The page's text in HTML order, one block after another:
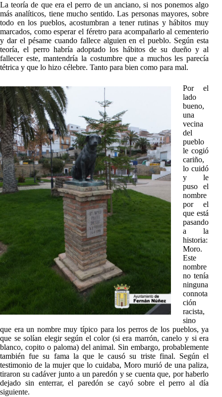
La teoría de que era el perro de un anciano, si nos ponemos algo
más analíticos, tiene mucho sentido. Las personas mayores, sobre
todo en los pueblos, acostumbran a tener rutinas y hábitos muy
marcados, como esperar el féretro para acompañarlo al cementerio
y dar el pésame cuando fallece alguien en el pueblo. Según esta
teoría, el perro habría adoptado los hábitos de su dueño y al
fallecer este, mantendría la costumbre que a muchos les parecía
tétrica y que lo hizo célebre. Tanto para bien como para mal.
Por el
lado
bueno,
una
vecina
del
pueblo
le cogió
cariño,
lo cuidó
y le
puso el
nombre
por el
que está
pasando
a la
historia:
Moro.
Este
nombre
no tenía
ninguna
connota
ción
racista,
sino
que era un nombre muy típico para los perros de los pueblos, ya
que se solían elegir según el color (si era marrón, canelo y si era
blanco, copito o paloma) del animal. Sin embargo, probablemente
también fue su fama la que le causó su triste final. Según el
testimonio de la mujer que lo cuidaba, Moro murió de una paliza,
tiraron su cadáver junto a un paredón y se cuenta que, por haberlo
dejado sin enterrar, el paredón se cayó sobre el perro al día
siguiente.